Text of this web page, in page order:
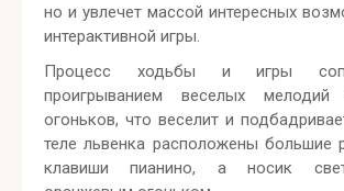
но и увлечет массой интересных
интерактивной игры.
Процесс ходьбы и игры
проигрыванием веселых
огоньков, что веселит и
теле львенка расположены большие
клавиши пианино, а носик